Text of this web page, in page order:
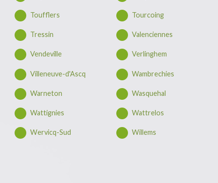
Toufflers Tourcoing
Tressin Valenciennes
Vendeville Verlinghem
Villeneuve-d'Ascq Wambrechies
Warneton Wasquehal
Wattignies Wattrelos
Wervicq-Sud Willems